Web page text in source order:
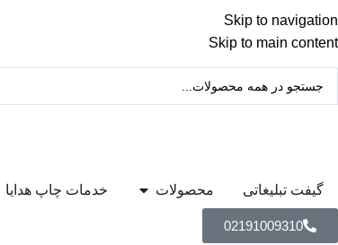
Skip to navigation
Skip to main content
گیفت تبلیغاتی محصولات خدمات چاپ هدایا
02191009310